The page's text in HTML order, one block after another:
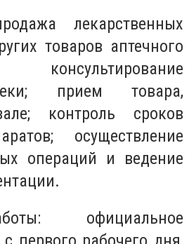
лекарственных
товаров аптечного
консультирование
прием товара,
контроль сроков
осуществление
операций и ведение
официальное